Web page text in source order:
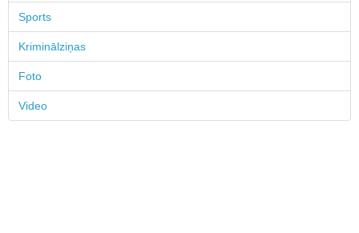
Sports
Kriminālziņas
Foto
Video